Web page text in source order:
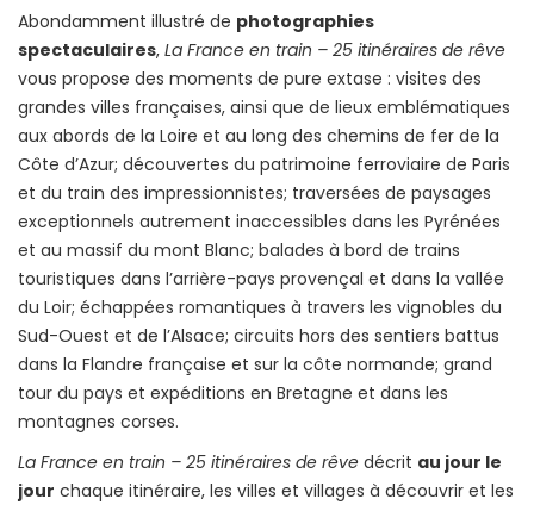
Abondamment illustré de photographies
spectaculaires, La France en train – 25 itinéraires de rêve
vous propose des moments de pure extase : visites des
grandes villes françaises, ainsi que de lieux emblématiques
aux abords de la Loire et au long des chemins de fer de la
Côte d’Azur; découvertes du patrimoine ferroviaire de Paris
et du train des impressionnistes; traversées de paysages
exceptionnels autrement inaccessibles dans les Pyrénées
et au massif du mont Blanc; balades à bord de trains
touristiques dans l’arrière-pays provençal et dans la vallée
du Loir; échappées romantiques à travers les vignobles du
Sud-Ouest et de l’Alsace; circuits hors des sentiers battus
dans la Flandre française et sur la côte normande; grand
tour du pays et expéditions en Bretagne et dans les
montagnes corses.
La France en train – 25 itinéraires de rêve décrit au jour le
jour chaque itinéraire, les villes et villages à découvrir et les